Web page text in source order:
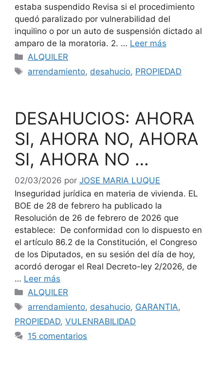
estaba suspendido Revisa si el procedimiento
quedó paralizado por vulnerabilidad del
inquilino o por un auto de suspensión dictado al
amparo de la moratoria. 2. … Leer más
Categorías
ALQUILER
Etiquetas
arrendamiento, desahucio, PROPIEDAD
DESAHUCIOS: AHORA
SI, AHORA NO, AHORA
SI, AHORA NO …
02/03/2026 por JOSE MARIA LUQUE
Inseguridad jurídica en materia de vivienda. EL
BOE de 28 de febrero ha publicado la
Resolución de 26 de febrero de 2026 que
establece: De conformidad con lo dispuesto en
el artículo 86.2 de la Constitución, el Congreso
de los Diputados, en su sesión del día de hoy,
acordó derogar el Real Decreto-ley 2/2026, de
… Leer más
Categorías
ALQUILER
Etiquetas
arrendamiento, desahucio, GARANTIA,
PROPIEDAD, VULENRABILIDAD
15 comentarios